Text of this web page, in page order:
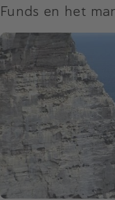
Funds en het